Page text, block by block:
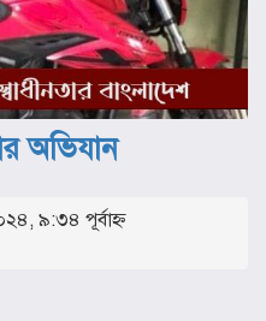
অভিযান
৯:৩৪ পূর্বাহ্ণ